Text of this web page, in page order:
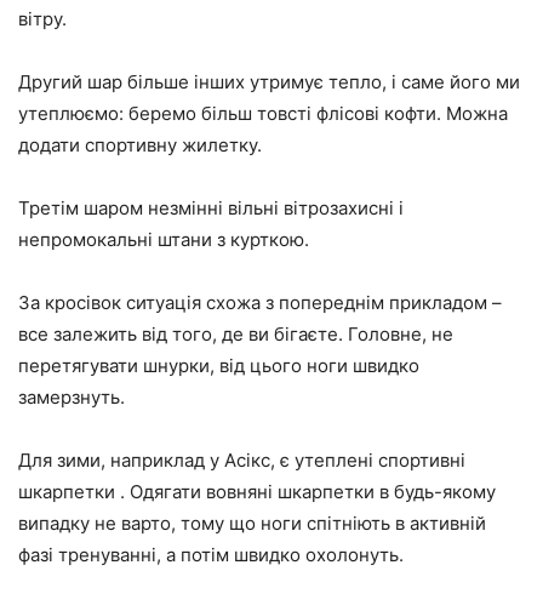
вітру.
Другий шар більше інших утримує тепло, і саме його ми
утеплюємо: беремо більш товсті флісові кофти. Можна
додати спортивну жилетку.
Третім шаром незмінні вільні вітрозахисні і
непромокальні штани з курткою.
За кросівок ситуація схожа з попереднім прикладом –
все залежить від того, де ви бігаєте. Головне, не
перетягувати шнурки, від цього ноги швидко
замерзнуть.
Для зими, наприклад у Асікс, є утеплені спортивні
шкарпетки . Одягати вовняні шкарпетки в будь-якому
випадку не варто, тому що ноги спітніють в активній
фазі тренуванні, а потім швидко охолонуть.